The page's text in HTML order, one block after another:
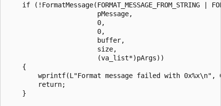
if (!FormatMessage(FORMAT_MESSAGE_FROM_STRING |
                       pMessage,
                       0,
                       0,
                       buffer,
                       size,
                       (va_list*)pArgs))
    {
wprintf(L"Format message failed with 0x%x\n",
        return;
    }